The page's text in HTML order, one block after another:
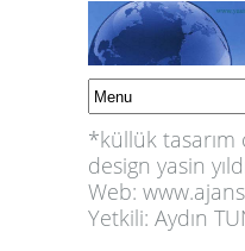
*küllük
design yasin
Web:
Yetkili: Aydın